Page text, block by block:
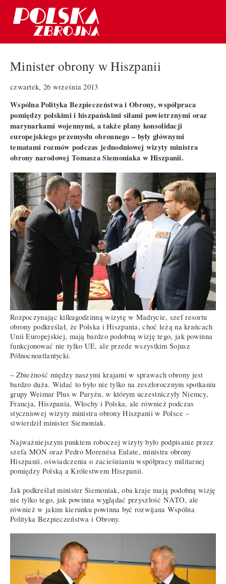
Minister obrony w Hiszpanii
czwartek, 26 września 2013
Wspólna Polityka Bezpieczeństwa i Obrony, współpraca
pomiędzy polskimi i hiszpańskimi siłami powietrznymi oraz
marynarkami wojennymi, a także plany konsolidacji
europejskiego przemysłu obronnego – były głównymi
tematami rozmów podczas jednodniowej wizyty ministra
obrony narodowej Tomasza Siemoniaka w Hiszpanii.
Rozpoczynając kilkugodzinną wizytę w Madrycie, szef resortu
obrony podkreślał, że Polska i Hiszpania, choć leżą na krańcach
Unii Europejskiej, mają bardzo podobną wizję tego, jak powinna
funkcjonować nie tylko UE, ale przede wszystkim Sojusz
Północnoatlantycki.
– Zbieżność między naszymi krajami w sprawach obrony jest
bardzo duża. Widać to było nie tylko na zeszłorocznym spotkaniu
grupy Weimar Plus w Paryżu, w którym uczestniczyły Niemcy,
Francja, Hiszpania, Włochy i Polska, ale również podczas
styczniowej wizyty ministra obrony Hiszpanii w Polsce –
stwierdził minister Siemoniak.
Najważniejszym punktem roboczej wizyty było podpisanie przez
szefa MON oraz Pedro Morenésa Eulate, ministra obrony
Hiszpanii, oświadczenia o zacieśnianiu współpracy militarnej
pomiędzy Polską a Królestwem Hiszpanii.
Jak podkreślał minister Siemoniak, oba kraje mają podobną wizję
nie tylko tego, jak powinna wyglądać przyszłość NATO, ale
również w jakim kierunku powinna być rozwijana Wspólna
Polityka Bezpieczeństwa i Obrony.